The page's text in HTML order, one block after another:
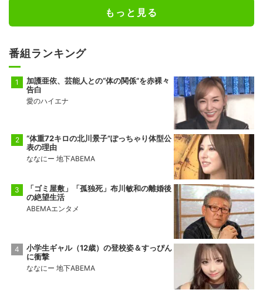
もっと見る
番組ランキング
加護亜依、芸能人との“体の関係”を赤裸々
告白
愛のハイエナ
“体重72キロの北川景子”ぽっちゃり体型公
表の理由
ななにー 地下ABEMA
「ゴミ屋敷」「孤独死」布川敏和の離婚後
の絶望生活
ABEMAエンタメ
小学生ギャル（12歳）の登校姿＆すっぴん
に衝撃
ななにー 地下ABEMA